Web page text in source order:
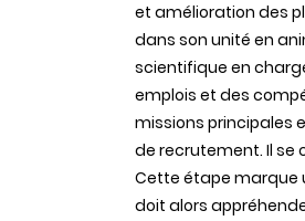
et amélioration des
dans son unité en
scientifique en
emplois et des
missions principales
de recrutement. Il se
Cette étape marque
doit alors